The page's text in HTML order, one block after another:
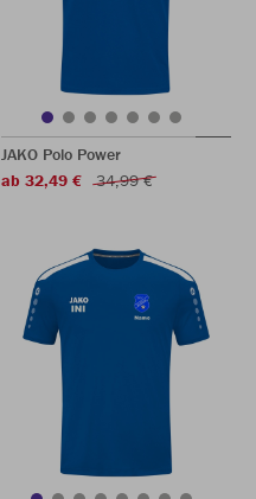
JAKO Polo Power
ab 32,49 €
34,99 €